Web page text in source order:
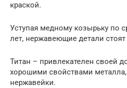
краской.
Уступая медному козырьку по
лет, нержавеющие детали
Титан – привлекателен своей
хорошими свойствами
нержавейки.